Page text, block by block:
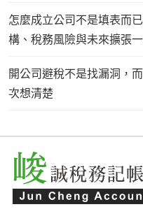
怎麼成立公司不是填表而
構、稅務風險與未來擴張
開公司避稅不是找漏洞，
次想清楚